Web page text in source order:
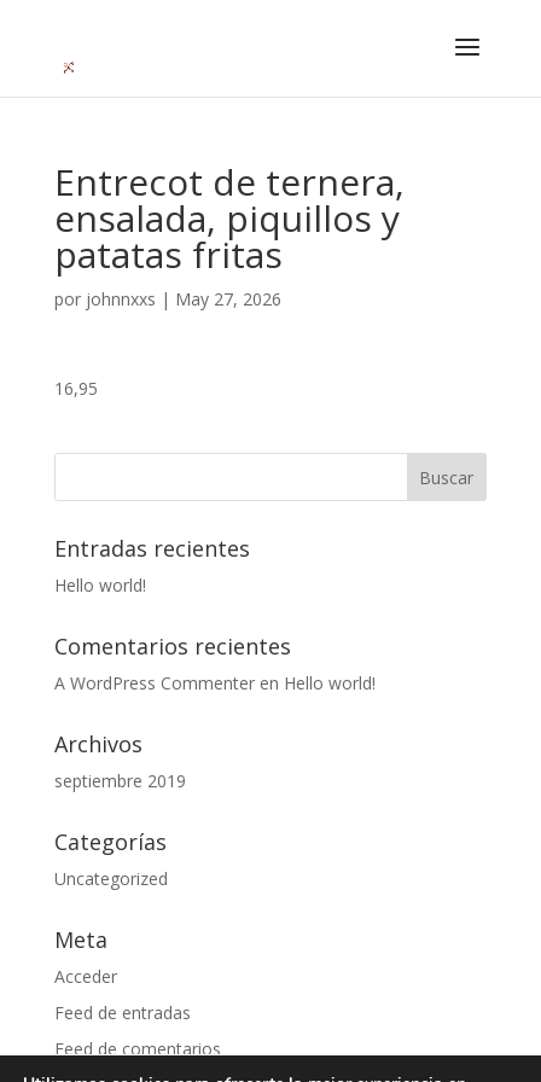
Entrecot de ternera,
ensalada, piquillos y
patatas fritas
por johnnxxs | May 27, 2026
16,95
Entradas recientes
Hello world!
Comentarios recientes
A WordPress Commenteren Hello world!
Archivos
septiembre 2019
Categorías
Uncategorized
Meta
Acceder
Feed de entradas
Feed de comentarios